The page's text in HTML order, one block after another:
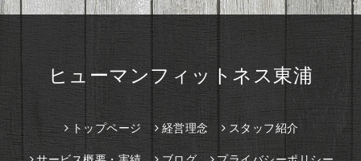
ヒューマンフィットネス東浦
トップページ 経営理念 スタッフ紹介